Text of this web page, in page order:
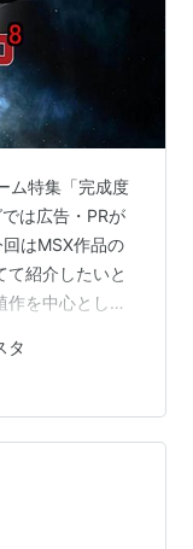
ム特集「完成度
は広告・PRが
はMSX作品の
て紹介したいと
を中心とし、
作を一部では
ます、少しで
記事の方アップ
ーリンク ないも
見たい方は下の
タ